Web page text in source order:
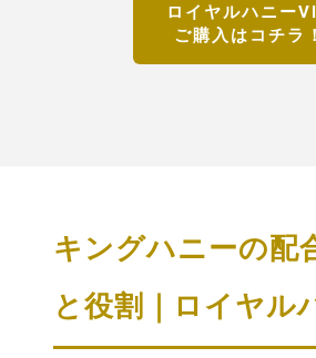
ロイヤルハニー
ご購入はコチラ！
キングハニーの配
と役割｜ロイヤル